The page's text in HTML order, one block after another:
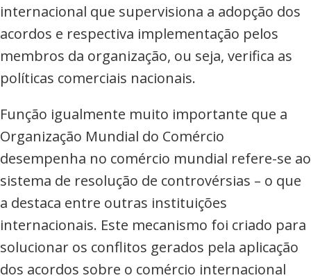
internacional que supervisiona a adopção dos
acordos e respectiva implementação pelos
membros da organização, ou seja, verifica as
políticas comerciais nacionais.
Função igualmente muito importante que a
Organização Mundial do Comércio
desempenha no comércio mundial refere-se ao
sistema de resolução de controvérsias – o que
a destaca entre outras instituições
internacionais. Este mecanismo foi criado para
solucionar os conflitos gerados pela aplicação
dos acordos sobre o comércio internacional